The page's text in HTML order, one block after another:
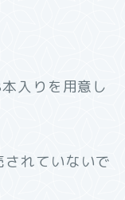
入りを用意し
れていないで